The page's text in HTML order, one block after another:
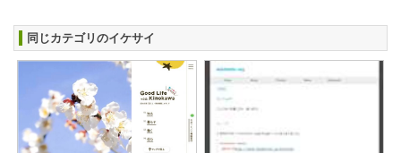
同じカテゴリのイケサイ